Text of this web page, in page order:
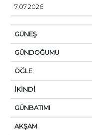
7.07.2026